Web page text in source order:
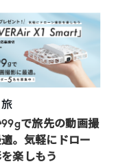
で旅先の動画撮
。気軽にドロー
楽しもう